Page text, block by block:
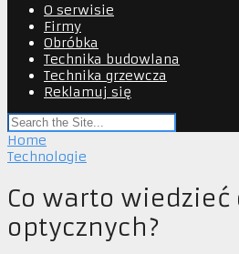
O serwisie
Firmy
Obróbka
Technika budowlana
Technika grzewcza
Reklamuj się
Home
Technologie
Co warto wiedzieć
optycznych?